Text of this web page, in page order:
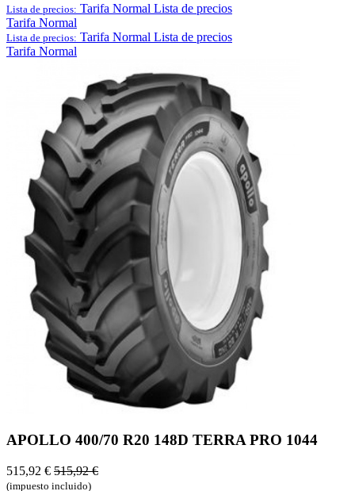
Lista de precios: Tarifa Normal Lista de precios
Tarifa Normal
Lista de precios: Tarifa Normal Lista de precios
Tarifa Normal
APOLLO 400/70 R20 148D TERRA PRO 1044
515,92 € 515,92€
(impuesto incluido)